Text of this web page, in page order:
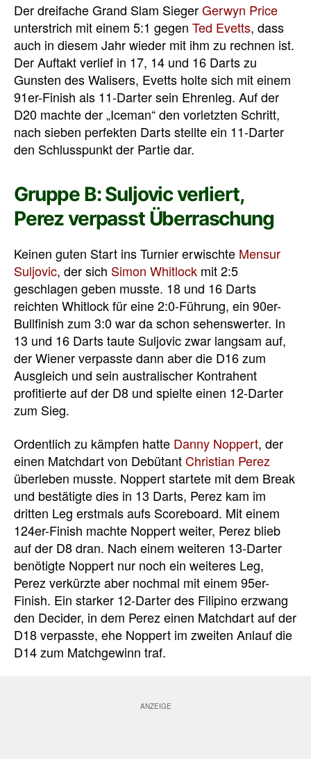
Der dreifache Grand Slam SiegerGerwyn Price
unterstrich mit einem 5:1 gegen Ted Evetts, dass
auch in diesem Jahr wieder mit ihm zu rechnen ist.
Der Auftakt verlief in 17, 14 und 16 Darts zu
Gunsten des Walisers, Evetts holte sich mit einem
91er-Finish als 11-Darter sein Ehrenleg. Auf der
D20 machte der „Iceman“ den vorletzten Schritt,
nach sieben perfekten Darts stellte ein 11-Darter
den Schlusspunkt der Partie dar.
Gruppe B: Suljovic verliert,
Perez verpasst Überraschung
Keinen guten Start ins Turnier erwischte Mensur
Suljovic, der sich Simon Whitlock mit 2:5
geschlagen geben musste. 18 und 16 Darts
reichten Whitlock für eine 2:0-Führung, ein 90er-
Bullfinish zum 3:0 war da schon sehenswerter. In
13 und 16 Darts taute Suljovic zwar langsam auf,
der Wiener verpasste dann aber die D16 zum
Ausgleich und sein australischer Kontrahent
profitierte auf der D8 und spielte einen 12-Darter
zum Sieg.
Ordentlich zu kämpfen hatte Danny Noppert, der
einen Matchdart von DebütantChristian Perez
überleben musste. Noppert startete mit dem Break
und bestätigte dies in 13 Darts, Perez kam im
dritten Leg erstmals aufs Scoreboard. Mit einem
124er-Finish machte Noppert weiter, Perez blieb
auf der D8 dran. Nach einem weiteren 13-Darter
benötigte Noppert nur noch ein weiteres Leg,
Perez verkürzte aber nochmal mit einem 95er-
Finish. Ein starker 12-Darter des Filipino erzwang
den Decider, in dem Perez einen Matchdart auf der
D18 verpasste, ehe Noppert im zweiten Anlauf die
D14 zum Matchgewinn traf.